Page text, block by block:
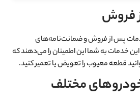
فروش
پس از فروش و ضمانت‌نامه‌های
خدمات به شما این اطمینان را می‌دهند که
قطعه معیوب را تعویض یا تعمیر کنید.
مختلف